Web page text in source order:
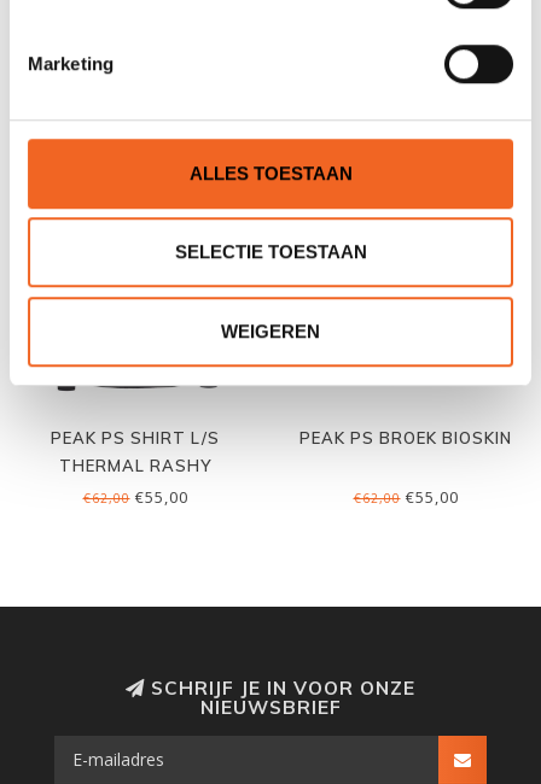
Marketing
ALLES TOESTAAN
SELECTIE TOESTAAN
WEIGEREN
€29,00
PEAK PS SHIRT L/S
THERMAL RASHY
€62,00€55,00
PEAK PS BROEK BIOSKIN
€62,00€55,00
SCHRIJF JE IN VOOR ONZE
NIEUWSBRIEF